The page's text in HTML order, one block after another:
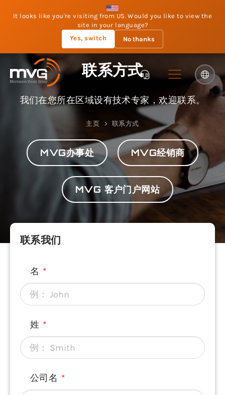
It looks like you're visiting from US. Would you like to view the
site in your language?
Yes, switch
No thanks
联系方式
我们在您所在区域设有技术专家，欢迎联系。
主页 联系方式
MVG办事处 MVG经销商
MVG 客户门户网站
联系我们
名
姓
公司名